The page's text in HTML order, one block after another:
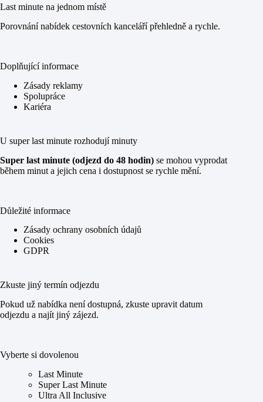
Last minute na jednom místě
Porovnání nabídek cestovních kanceláří přehledně a rychle.
Doplňující informace
Zásady reklamy
Spolupráce
Kariéra
U super last minute rozhodují minuty
Super last minute (odjezd do 48 hodin) se mohou vyprodat
během minut a jejich cena i dostupnost se rychle mění.
Důležité informace
Zásady ochrany osobních údajů
Cookies
GDPR
Zkuste jiný termín odjezdu
Pokud už nabídka není dostupná, zkuste upravit datum
odjezdu a najít jiný zájezd.
Vyberte si dovolenou
Last Minute
Super Last Minute
Ultra All Inclusive